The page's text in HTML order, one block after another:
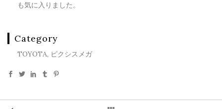
も気に入りました。
Category
TOYOTA, ピクシスメガ